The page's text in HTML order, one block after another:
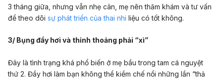
3 tháng giữa, nhưng vẫn nhẹ cân, mẹ nên thăm khám và tư vấn
để theo dõi sự phát triển của thai nhi liệu có tốt không.
3/ Bụng đầy hơi và thỉnh thoảng phải “xì”
Đây là tình trạng khá phổ biến ở mẹ bầu trong tam cá nguyệt
thứ 2. Đầy hơi làm bạn không thể kiềm chế nổi những lần “thả